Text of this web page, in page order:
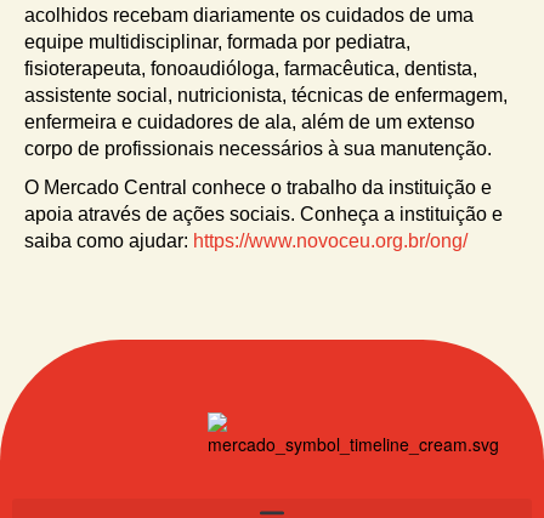
acolhidos recebam diariamente os cuidados de uma
equipe multidisciplinar, formada por pediatra,
fisioterapeuta, fonoaudióloga, farmacêutica, dentista,
assistente social, nutricionista, técnicas de enfermagem,
enfermeira e cuidadores de ala, além de um extenso
corpo de profissionais necessários à sua manutenção.
O Mercado Central conhece o trabalho da instituição e
apoia através de ações sociais. Conheça a instituição e
saiba como ajudar: https://www.novoceu.org.br/ong/